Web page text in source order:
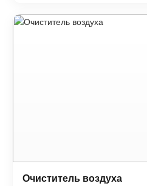
Очиститель воздуха